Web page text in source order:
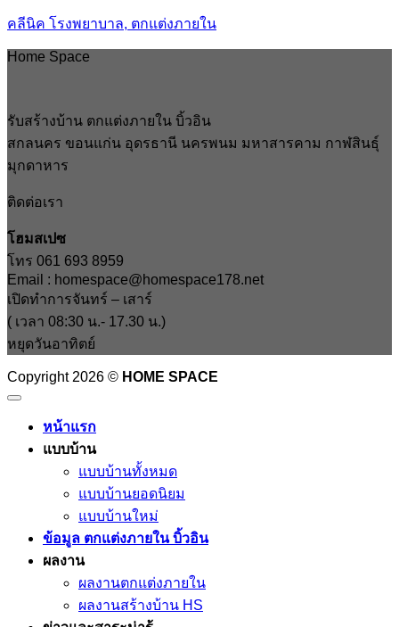
คลีนิค โรงพยาบาล, ตกแต่งภายใน
Home Space
รับสร้างบ้าน ตกแต่งภายใน บิ้วอิน
สกลนคร ขอนแก่น อุดรธานี นครพนม มหาสารคาม กาฬสินธุ์
มุกดาหาร
ติดต่อเรา
โฮมสเปซ
โทร 061 693 8959
Email : homespace@homespace178.net
เปิดทำการจันทร์ – เสาร์
( เวลา 08:30 น.- 17.30 น.)
หยุดวันอาทิตย์
Copyright 2026 © HOME SPACE
หน้าแรก
แบบบ้าน
แบบบ้านทั้งหมด
แบบบ้านยอดนิยม
แบบบ้านใหม่
ข้อมูล ตกแต่งภายใน บิ้วอิน
ผลงาน
ผลงานตกแต่งภายใน
ผลงานสร้างบ้าน HS